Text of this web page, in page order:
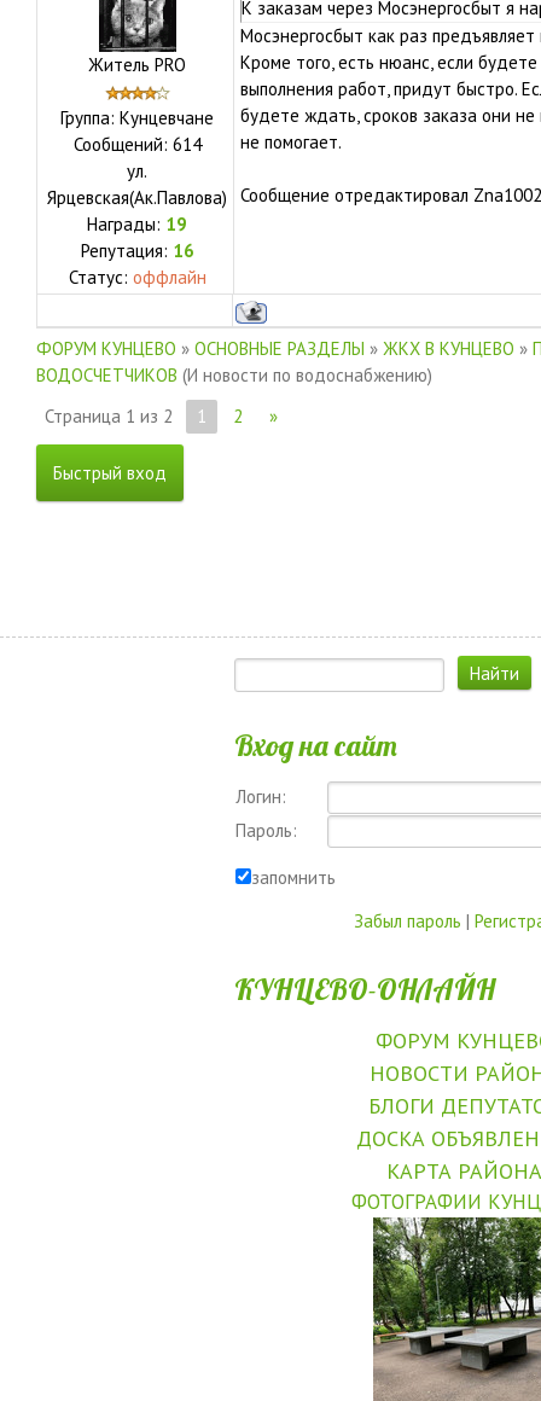
Житель PRO
Группа: Кунцевчане
Сообщений: 614
ул.
Ярцевская(Ак.Павлова)
Награды: 19
Репутация: 16
Статус: оффлайн
К заказам через Мосэнергосбыт я
Мосэнергосбыт как раз
Кроме того, есть нюанс, если
выполнения работ, придут быстро.
будете ждать, сроков заказа они
не помогает.
Сообщение отредактировал
ФОРУМ КУНЦЕВО » ОСНОВНЫЕ РАЗДЕЛЫ » ЖКХ В КУНЦЕВО »
ВОДОСЧЕТЧИКОВ (И новости по водоснабжению)
Страница 1 из 2 1 2 »
Вход на сайт
Логин:
Пароль:
запомнить
Забыл пароль |
КУНЦЕВО-ОНЛАЙН
ФОРУМ
НОВОСТИ
БЛОГИ
ДОСКА
КАРТА РАЙОНА
ФОТОГРАФИИ